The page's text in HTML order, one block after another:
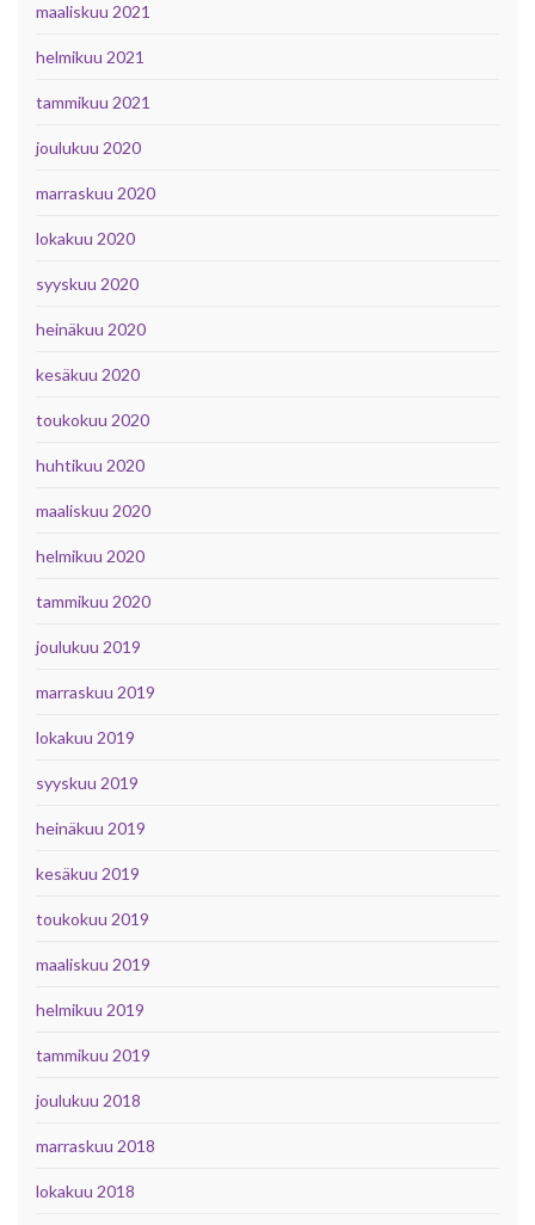
maaliskuu 2021
helmikuu 2021
tammikuu 2021
joulukuu 2020
marraskuu 2020
lokakuu 2020
syyskuu 2020
heinäkuu 2020
kesäkuu 2020
toukokuu 2020
huhtikuu 2020
maaliskuu 2020
helmikuu 2020
tammikuu 2020
joulukuu 2019
marraskuu 2019
lokakuu 2019
syyskuu 2019
heinäkuu 2019
kesäkuu 2019
toukokuu 2019
maaliskuu 2019
helmikuu 2019
tammikuu 2019
joulukuu 2018
marraskuu 2018
lokakuu 2018